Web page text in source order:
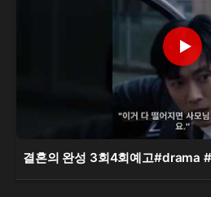
결혼의 완성 3회4회예고#drama